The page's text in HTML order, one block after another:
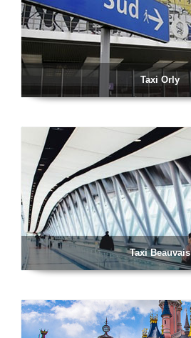
Taxi Orly
Taxi Beauvais